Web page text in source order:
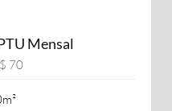
Mensal
70